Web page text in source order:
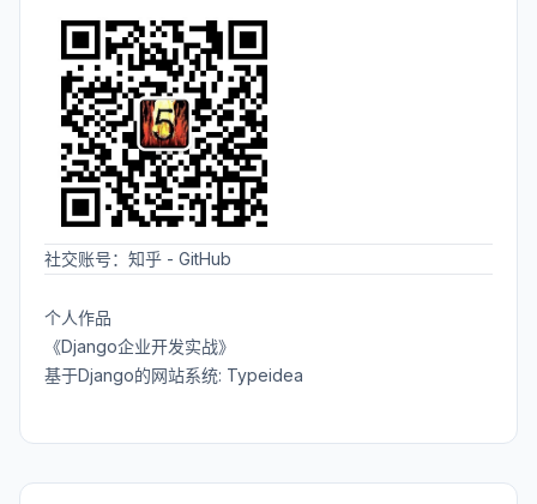
社交账号： 知乎 - GitHub
个人作品
《Django企业开发实战》
基于Django的网站系统: Typeidea